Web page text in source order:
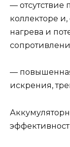
— отсутствие
коллекторе и,
нагрева и
—
искрения,